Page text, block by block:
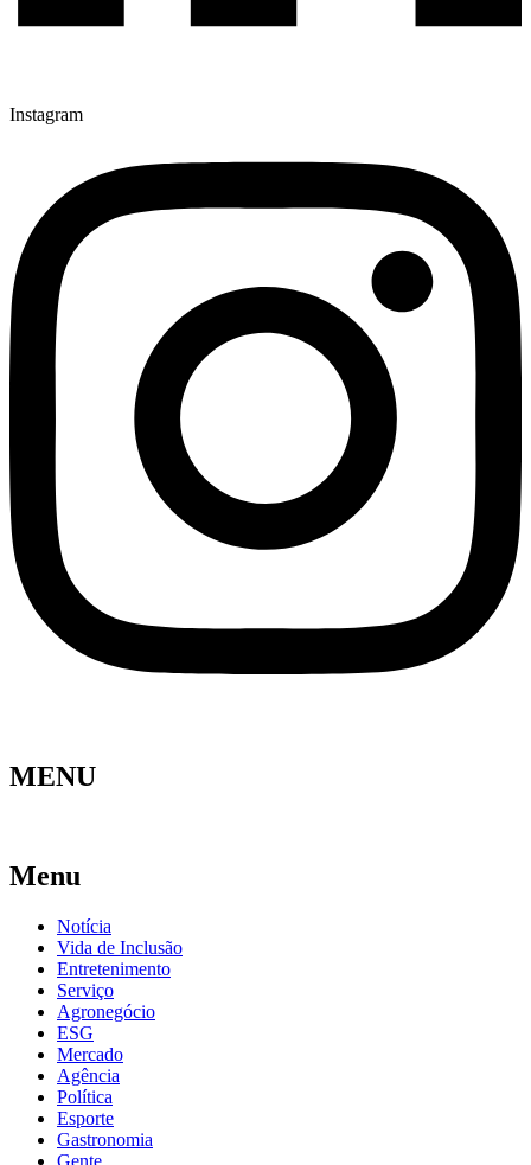
Instagram
MENU
Menu
Notícia
Vida de Inclusão
Entretenimento
Serviço
Agronegócio
ESG
Mercado
Agência
Política
Esporte
Gastronomia